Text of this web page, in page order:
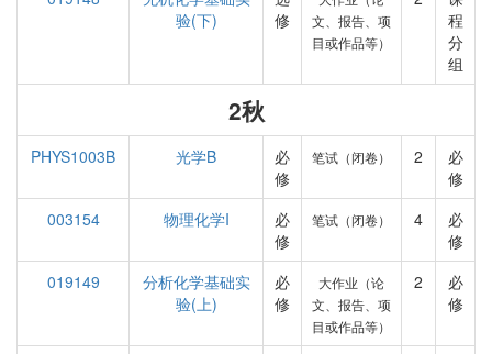
验(下)
修
文、报告、项
目或作品等）
程
分
组
2秋
PHYS1003B 光学B
必
修
笔试（闭卷） 2
必
修
003154
物理化学I
必
修
笔试（闭卷） 4
必
修
019149
分析化学基础实
验(上)
必
修
大作业（论
文、报告、项
目或作品等）
2
必
修